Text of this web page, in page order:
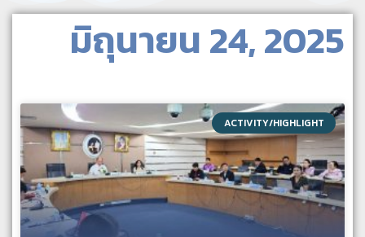
มิถุนายน 24, 2025
ACTIVITY/HIGHLIGHT